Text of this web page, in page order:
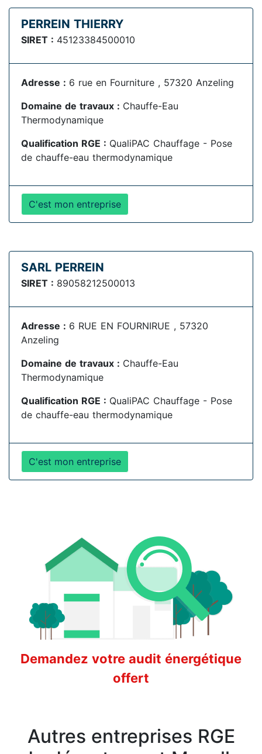
PERREIN THIERRY
SIRET : 45123384500010
Adresse : 6 rue en Fourniture , 57320 Anzeling
Domaine de travaux : Chauffe-Eau
Thermodynamique
Qualification RGE : QualiPAC Chauffage - Pose
de chauffe-eau thermodynamique
C'est mon entreprise
SARL PERREIN
SIRET : 89058212500013
Adresse : 6 RUE EN FOURNIRUE , 57320
Anzeling
Domaine de travaux : Chauffe-Eau
Thermodynamique
Qualification RGE : QualiPAC Chauffage - Pose
de chauffe-eau thermodynamique
C'est mon entreprise
Demandez votre audit énergétique
offert
Autres entreprises RGE